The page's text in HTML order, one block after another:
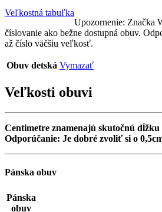
Veľkostná tabuľka
Upozornenie: Značka
číslovanie ako bežne dostupná obuv.
až číslo väčšiu veľkosť.
Obuv detská Vymazať
Veľkosti obuvi
Centimetre znamenajú skutočnú dĺžku
Odporúčanie: Je dobré zvoliť si o
Pánska obuv
Pánska
obuv